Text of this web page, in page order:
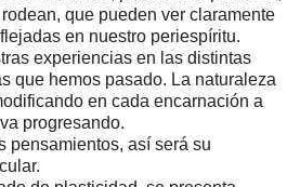
que pueden ver claramente
en nuestro periespíritu.
experiencias en las distintas
que hemos pasado. La naturaleza
en cada encarnación a
progresando.
pensamientos, así será su